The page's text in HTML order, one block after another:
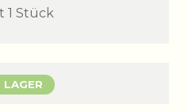
1 Stück
LAGER